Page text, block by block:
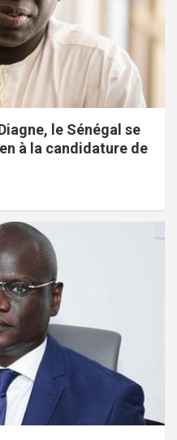
le Sénégal se
à la candidature de